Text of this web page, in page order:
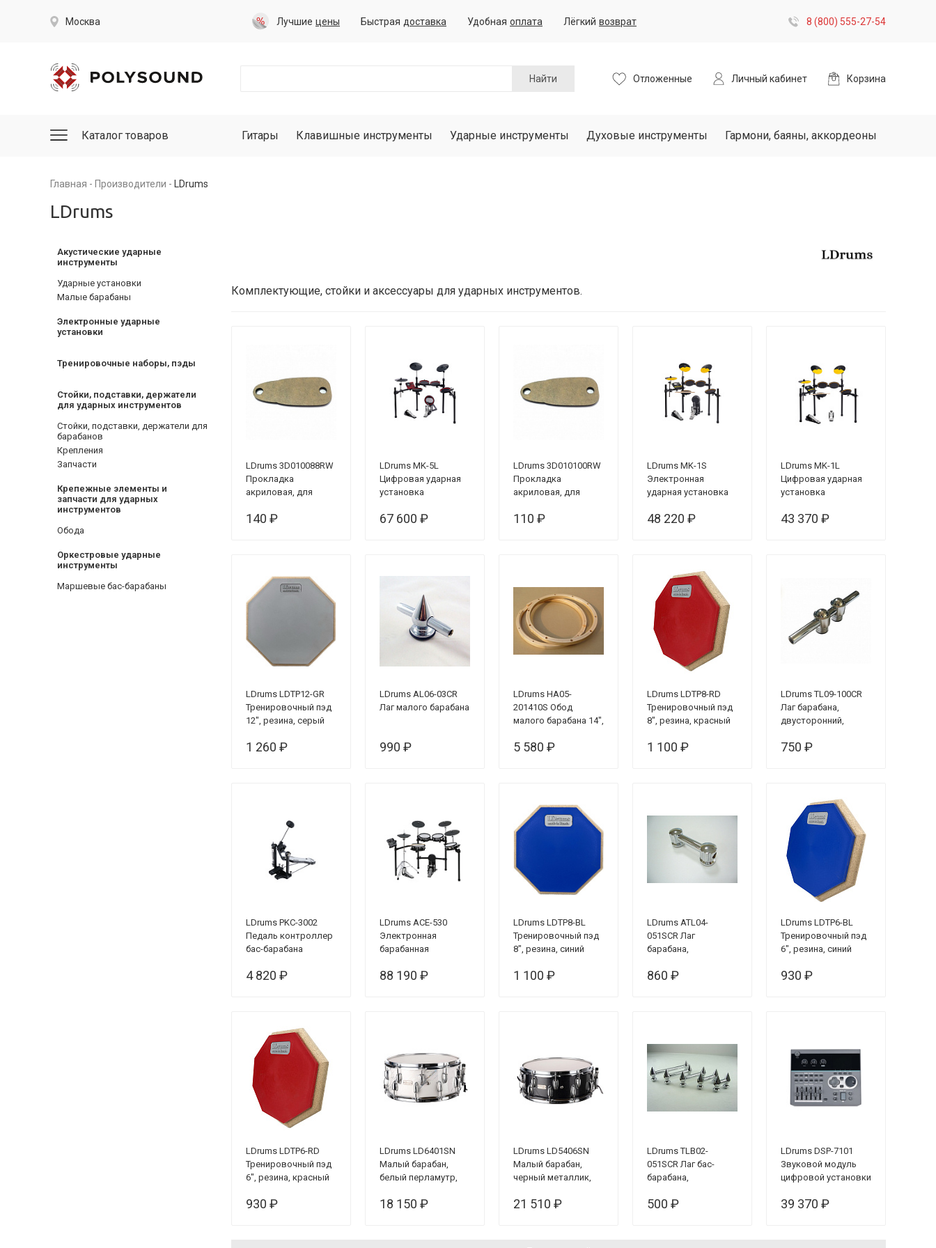
Москва Лучшие цены Быстрая доставка Удобная оплата Лёгкий возврат 8 (800) 555-27-54
Найти Отложенные Личный кабинет Корзина
Каталог товаров Гитары Клавишные инструменты Ударные инструменты Духовые инструменты Гармони, баяны, аккордеоны
Главная Производители LDrums
LDrums
Акустические ударные
инструменты
Ударные установки
Малые барабаны
Электронные ударные
установки
Тренировочные наборы, пэды
Стойки, подставки, держатели
для ударных инструментов
Стойки, подставки, держатели для
барабанов
Крепления
Запчасти
Крепежные элементы и
запчасти для ударных
инструментов
Обода
Оркестровые ударные
инструменты
Маршевые бас-барабаны
Комплектующие, стойки и аксессуары для ударных инструментов.
LDrums 3D010088RW
Прокладка
акриловая, для
140 ₽
LDrums MK-5L
Цифровая ударная
установка
67 600 ₽
LDrums 3D010100RW
Прокладка
акриловая, для
110 ₽
LDrums MK-1S
Электронная
ударная установка
48 220 ₽
LDrums MK-1L
Цифровая ударная
установка
43 370 ₽
LDrums LDTP12-GR
Тренировочный пэд
12", резина, серый
1 260 ₽
LDrums AL06-03CR
Лаг малого барабана
990 ₽
LDrums HA05-
201410S Обод
малого барабана 14",
5 580 ₽
LDrums LDTP8-RD
Тренировочный пэд
8", резина, красный
1 100 ₽
LDrums TL09-100CR
Лаг барабана,
двусторонний,
750 ₽
LDrums PKC-3002
Педаль контроллер
бас-барабана
MK-1S
4 820 ₽
LDrums ACE-530
Электронная
барабанная
88 190 ₽
LDrums LDTP8-BL
Тренировочный пэд
8", резина, синий
1 100 ₽
LDrums ATL04-
051SCR Лаг
барабана,
51мм
860 ₽
LDrums LDTP6-BL
Тренировочный пэд
6", резина, синий
930 ₽
LDrums LDTP6-RD
Тренировочный пэд
6", резина, красный
930 ₽
LDrums LD6401SN
Малый барабан,
белый перламутр,
18 150 ₽
LDrums LD5406SN
Малый барабан,
черный металлик,
21 510 ₽
LDrums TLB02-
051SCR Лаг бас-
барабана,
51мм
500 ₽
LDrums DSP-7101
Звуковой модуль
цифровой установки
39 370 ₽